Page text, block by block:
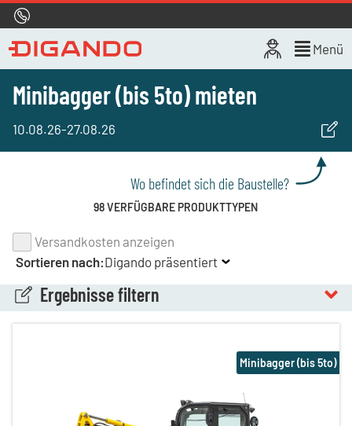
Menü
Minibagger (bis 5to) mieten
10.08.26-27.08.26
Wo befindet sich die Baustelle?
98 VERFÜGBARE PRODUKTTYPEN
Ergebnisse filtern
Versandkosten anzeigen
Sortieren nach:Digando präsentiert
Minibagger (bis 5to)